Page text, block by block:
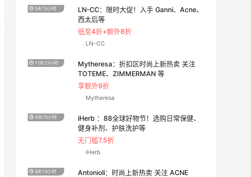
5天15小时
LN-CC：限时大促！入手 Ganni、Acne、
西太后等
低至4折+额外8折
LN-CC
11天21小时
Mytheresa：折扣区时尚上新热卖 关注
TOTEME、ZIMMERMAN 等
享额外9折
Mytheresa
4天15小时
iHerb ：88全球好物节！选购日常保健、
健身补剂、护肤洗护等
无门槛7.5折
iHerb
8天15小时
Antonioli：时尚上新热卖 关注 ACNE